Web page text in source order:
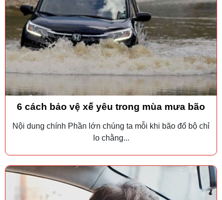
6 cách bảo vệ xế yêu trong mùa mưa bão
Nội dung chính Phần lớn chúng ta mỗi khi bão đổ bộ chỉ
lo chằng...